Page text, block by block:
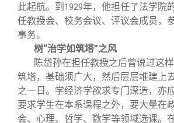
此起航。到 1929年，他担任了法学院
任教授会、校务会议、评议会成员，
事务。
树“治学如筑塔”之风
陈岱孙在担任教授之后曾说过这
筑塔，基础须广大，然后层层堆建上
之一日。学经济学欲求专门深造，亦
要求学生在本系课程之外，要大量在
会、心理、哲学、数学等领域选课。